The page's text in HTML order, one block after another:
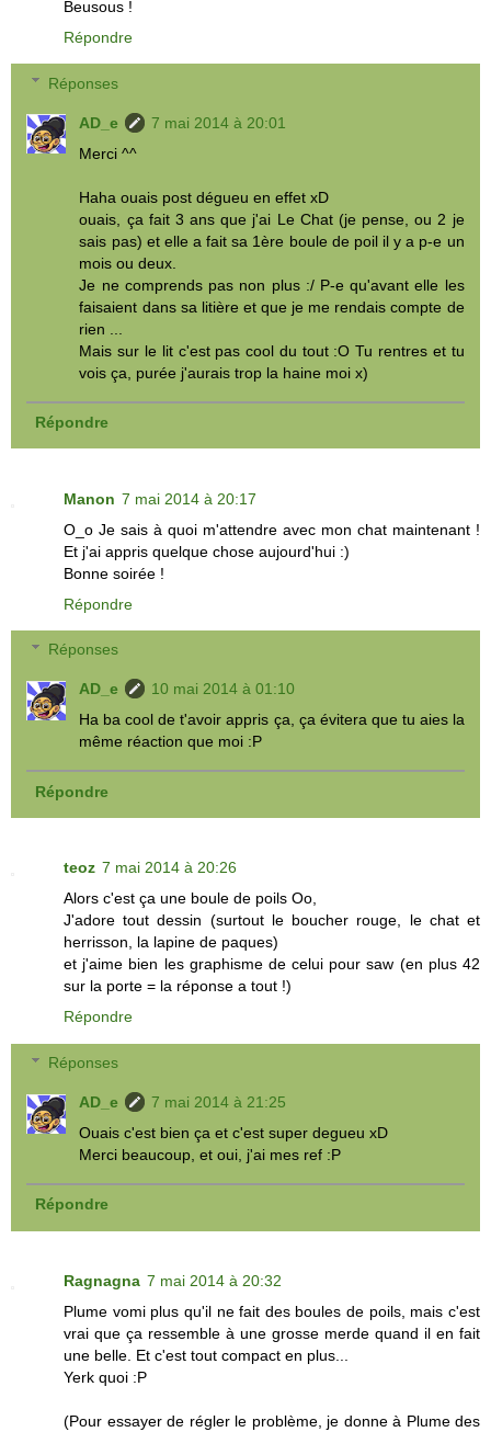
Beusous !
Répondre
Réponses
AD_e
7 mai 2014 à 20:01
Merci ^^
Haha ouais post dégueu en effet xD
ouais, ça fait 3 ans que j'ai Le Chat (je pense, ou 2 je
sais pas) et elle a fait sa 1ère boule de poil il y a p-e un
mois ou deux.
Je ne comprends pas non plus :/ P-e qu'avant elle les
faisaient dans sa litière et que je me rendais compte de
rien ...
Mais sur le lit c'est pas cool du tout :O Tu rentres et tu
vois ça, purée j'aurais trop la haine moi x)
Répondre
Manon 7 mai 2014 à 20:17
O_o Je sais à quoi m'attendre avec mon chat maintenant !
Et j'ai appris quelque chose aujourd'hui :)
Bonne soirée !
Répondre
Réponses
AD_e
10 mai 2014 à 01:10
Ha ba cool de t'avoir appris ça, ça évitera que tu aies la
même réaction que moi :P
Répondre
teoz 7 mai 2014 à 20:26
Alors c'est ça une boule de poils Oo,
J'adore tout dessin (surtout le boucher rouge, le chat et
herrisson, la lapine de paques)
et j'aime bien les graphisme de celui pour saw (en plus 42
sur la porte = la réponse a tout !)
Répondre
Réponses
AD_e
7 mai 2014 à 21:25
Ouais c'est bien ça et c'est super degueu xD
Merci beaucoup, et oui, j'ai mes ref :P
Répondre
Ragnagna 7 mai 2014 à 20:32
Plume vomi plus qu'il ne fait des boules de poils, mais c'est
vrai que ça ressemble à une grosse merde quand il en fait
une belle. Et c'est tout compact en plus...
Yerk quoi :P
(Pour essayer de régler le problème, je donne à Plume des